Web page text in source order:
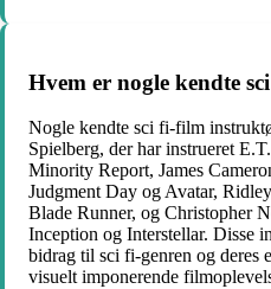
Hvem er nogle kendte
Nogle kendte sci fi-film
Spielberg, der har instrueret
Minority Report, James
Judgment Day og Avatar,
Blade Runner, og Christopher
Inception og Interstellar. Disse
bidrag til sci fi-genren og deres
visuelt imponerende